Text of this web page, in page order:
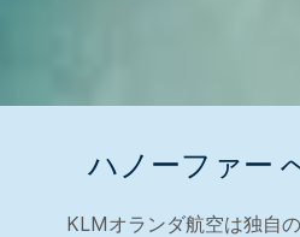
ハノーファー
KLMオランダ航空は独自